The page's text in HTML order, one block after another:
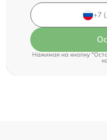
Нажимая на кнопку